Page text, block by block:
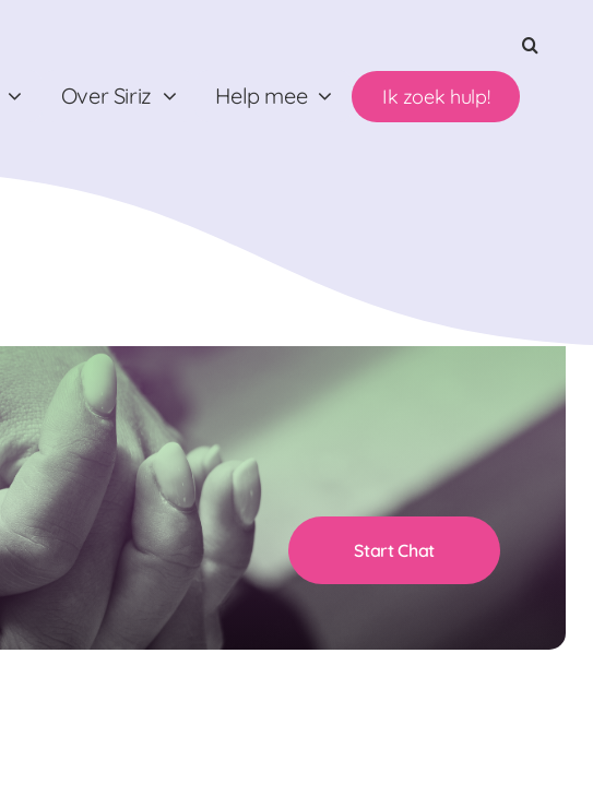
Over Siriz Help mee Ik zoek hulp!
Start Chat